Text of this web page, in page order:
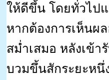
ให้ดีขึ้น โดยทั่วไป
หากต้องการเห็นผ
สม่ำเสมอ หลังเข้า
บวมขึ้นสักระยะหนึ่